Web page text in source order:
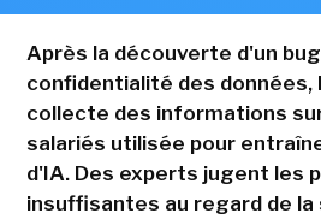
Après la découverte d'un
confidentialité des données,
collecte des informations
salariés utilisée pour
d'IA. Des experts jugent les
insuffisantes au regard de la